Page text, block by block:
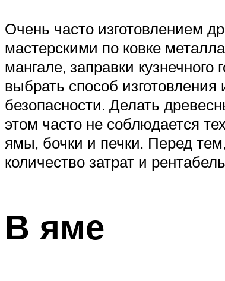
Очень часто изготовлением
мастерскими по ковке
мангале, заправки
выбрать способ
безопасности. Делать
этом часто не соблюдается
ямы, бочки и печки. Перед
количество затрат и
В яме